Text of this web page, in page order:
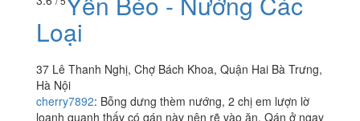
3.6 / 5 Yến Béo - Nướng Các
Loại